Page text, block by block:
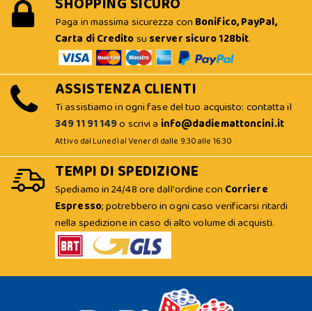
Paga in massima sicurezza con Bonifico, PayPal,
Carta di Creditosu server sicuro 128bit.
ASSISTENZA CLIENTI
Ti assistiamo in ogni fase del tuo acquisto: contatta il
349 11 91 149o scrivi a info@dadiemattoncini.it
Attivo dal Lunedì al Venerdì dalle 9:30 alle 16:30
TEMPI DI SPEDIZIONE
Spediamo in 24/48 ore dall'ordine con Corriere
Espresso; potrebbero in ogni caso verificarsi ritardi
nella spedizione in caso di alto volume di acquisti.